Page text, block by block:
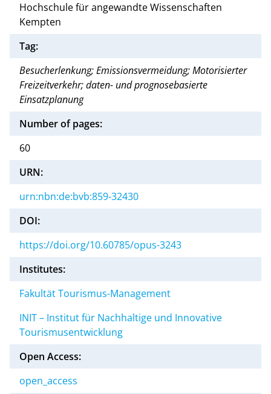
Hochschule für angewandte Wissenschaften
Kempten
Tag:
Besucherlenkung; Emissionsvermeidung; Motorisierter
Freizeitverkehr; daten- und prognosebasierte
Einsatzplanung
Number of pages:
60
URN:
urn:nbn:de:bvb:859-32430
DOI:
https://doi.org/10.60785/opus-3243
Institutes:
Fakultät Tourismus-Management
INIT – Institut für Nachhaltige und Innovative
Tourismusentwicklung
Open Access:
open_access